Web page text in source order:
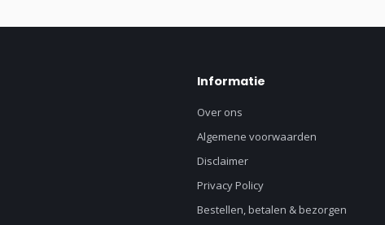
Informatie
Over ons
Algemene voorwaarden
Disclaimer
Privacy Policy
Bestellen, betalen & bezorgen